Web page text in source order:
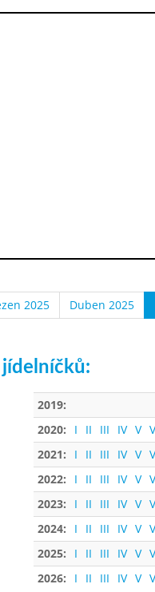
2025 Duben 2025
2019:
2020:
I II III IV V
2021:
I II III IV V
2022:
I II III IV V
2023:
I II III IV V
2024:
I II III IV V
2025:
I II III IV V
2026:
I II III IV V